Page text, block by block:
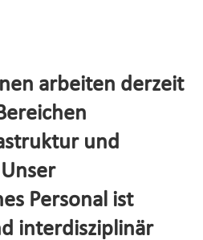
arbeiten derzeit
und
Personal ist
interdisziplinär